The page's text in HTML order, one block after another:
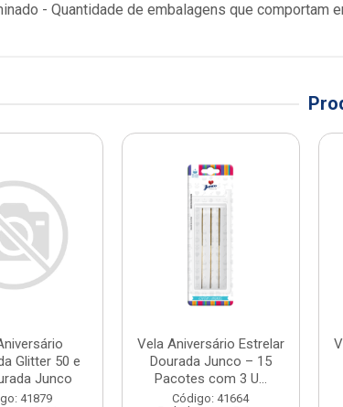
- Quantidade de embalagens que comportam
Glitter 50 e
Junco
41879
Vela Aniversário Estrelar
Dourada Junco – 15
Pacotes com 3 U...
Código: 41664